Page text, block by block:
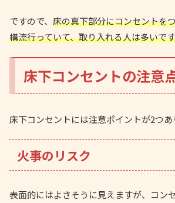
ですので、 床の真下部分にコンセントを
構流行っていて、取り入れる人は多いで
床下コンセントの注意
床下コンセントには注意ポイントが2つあ
火事のリスク
表面的にはよさそうに見えますが、コン